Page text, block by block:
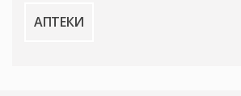
АПТЕКИ